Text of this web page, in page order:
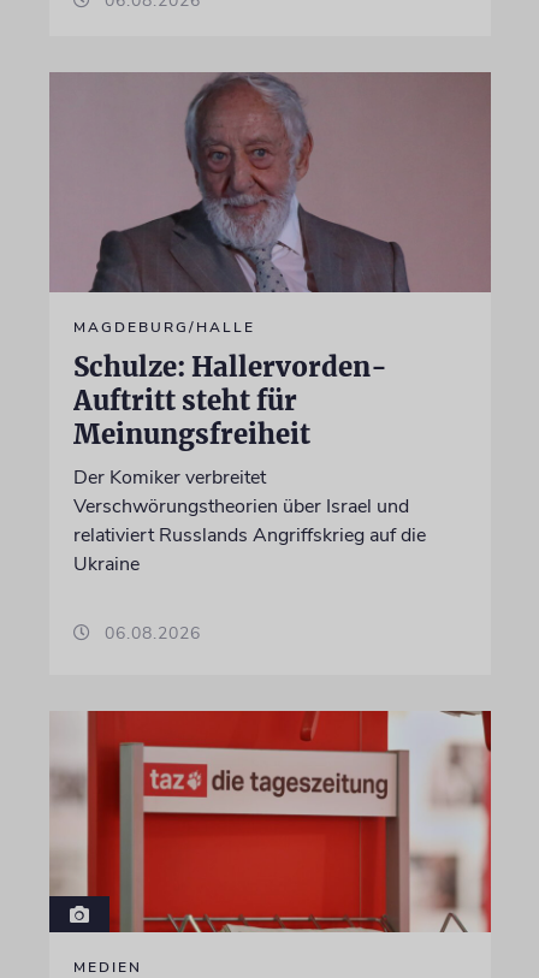
MAGDEBURG/HALLE
Schulze: Hallervorden-
Auftritt steht für
Meinungsfreiheit
Der Komiker verbreitet
Verschwörungstheorien über Israel und
relativiert Russlands Angriffskrieg auf die
Ukraine
06.08.2026
MEDIEN